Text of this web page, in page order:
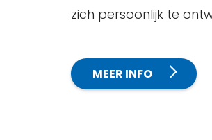
zich persoonlijk te
MEER INFO